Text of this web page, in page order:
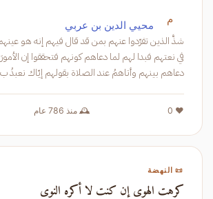
م محيي الدين بن عربي
دعاهم بينهم وأتاهمُ عند الصلاة بقولهم إيّاك نعبدُ ب
❤️ 0 🕰️ منذ 786 عام
📜 النهضة
كرهت الهوى إن كنت لا أكره النوى